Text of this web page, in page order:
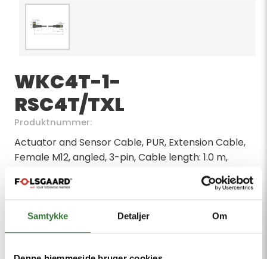
Samtykke Detaljer Om
WKC4T-1-
RSC4T/TXL
Produktnummer:
Actuator and Sensor Cable, PUR, Extension Cable,
Female M12, angled, 3-pin, Cable length: 1.0 m,
Jacket material: PUR, Jacket color: black, Suitable
for drag chain use, Resistant to chemicals, UV
radiation and oils, Flame-retardant (FT2 in
accordance with UL 1581, IEC 60332-2-2), Free from
halogen, silicone, PVC and LABS, Particularly